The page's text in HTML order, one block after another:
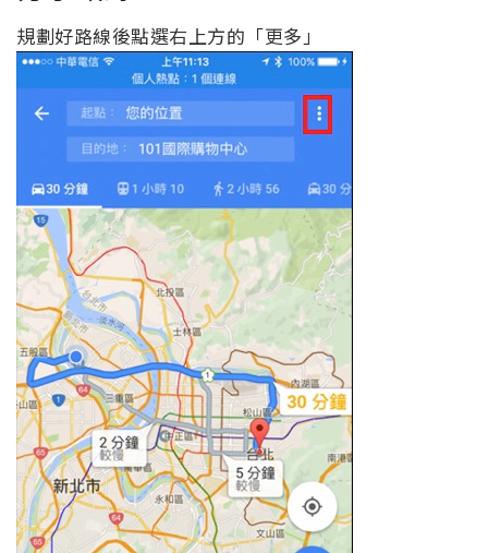
規劃好路線後點選右上方的「更多」